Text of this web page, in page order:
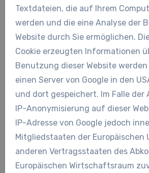
Textdateien, die auf Ihrem
werden und die eine Analyse der
Website durch Sie ermöglichen.
Cookie erzeugten Informationen
Benutzung dieser Website werden
einen Server von Google in den
und dort gespeichert. Im Falle der
IP-Anonymisierung auf dieser
IP-Adresse von Google jedoch
Mitgliedstaaten der Europäischen
anderen Vertragsstaaten des
Europäischen Wirtschaftsraum